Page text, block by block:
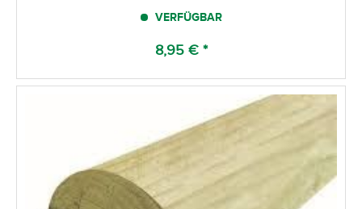
VERFÜGBAR
8,95 € *